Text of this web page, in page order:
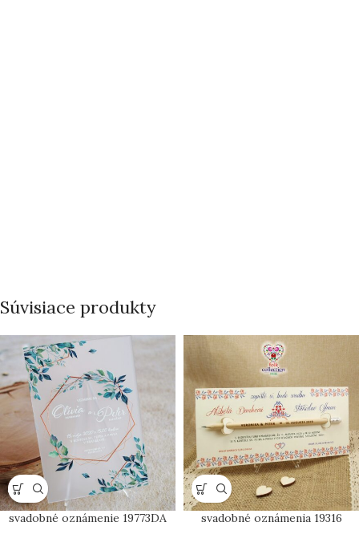
Súvisiace produkty
svadobné oznámenie 19773DA svadobné oznámenia 19316